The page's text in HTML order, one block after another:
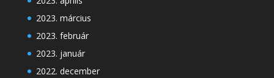
2023. március
2023. február
2023. január
2022. december